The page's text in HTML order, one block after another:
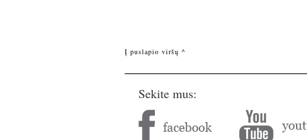
Į puslapio viršų ^
Sekite mus: